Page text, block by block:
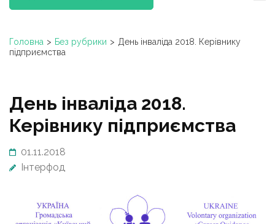
Головна > Без рубрики > День інваліда 2018. Керівнику
підприємства
День інваліда 2018.
Керівнику підприємства
01.11.2018
Інтерфод